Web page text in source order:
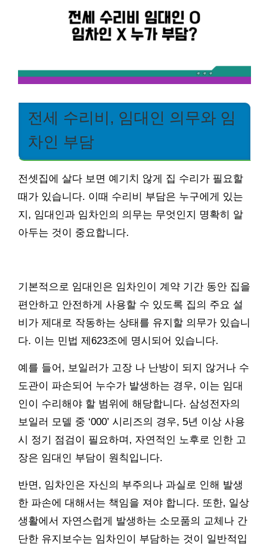
전세 수리비, 임대인 의무와 임
차인 부담
전셋집에 살다 보면 예기치 않게 집 수리가 필요할
때가 있습니다. 이때 수리비 부담은 누구에게 있는
지, 임대인과 임차인의 의무는 무엇인지 명확히 알
아두는 것이 중요합니다.
기본적으로 임대인은 임차인이 계약 기간 동안 집을
편안하고 안전하게 사용할 수 있도록 집의 주요 설
비가 제대로 작동하는 상태를 유지할 의무가 있습니
다. 이는 민법 제623조에 명시되어 있습니다.
예를 들어, 보일러가 고장 나 난방이 되지 않거나 수
도관이 파손되어 누수가 발생하는 경우, 이는 임대
인이 수리해야 할 범위에 해당합니다. 삼성전자의
보일러 모델 중 ‘000’ 시리즈의 경우, 5년 이상 사용
시 정기 점검이 필요하며, 자연적인 노후로 인한 고
장은 임대인 부담이 원칙입니다.
반면, 임차인은 자신의 부주의나 과실로 인해 발생
한 파손에 대해서는 책임을 져야 합니다. 또한, 일상
생활에서 자연스럽게 발생하는 소모품의 교체나 간
단한 유지보수는 임차인이 부담하는 것이 일반적입